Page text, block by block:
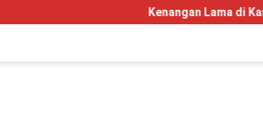
Kenangan Lama di Kampus Manglayang: